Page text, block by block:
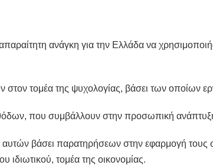
ανάγκη για την Ελλάδα να
τομέα της ψυχολογίας, βάσει των οποίων
που συμβάλλουν στην προσωπική ανάπτυξη
βάσει παρατηρήσεων στην εφαρμογή τους
τομέα της οικονομίας.